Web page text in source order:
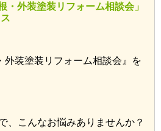
・外装塗装リフォーム相談会」
外装塗装リフォーム相談会』を
、こんなお悩みありませんか？